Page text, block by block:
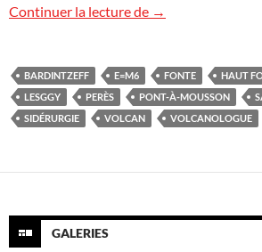
Continuer la lecture de Un volcan à Pont-
→
BARDINTZEFF E=M6 FONTE HAUT
LESGGY
PERÈS PONT-À-MOUSSON
SIDÉRURGIE
VOLCAN VOLCANOLOGUE
GALERIES